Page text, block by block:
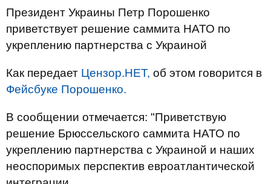
Президент Украины Петр Порошенко
приветствует решение саммита НАТО по
укреплению партнерства с Украиной
Как передает Цензор.НЕТ, об этом говорится в
Фейсбуке Порошенко.
В сообщении отмечается: "Приветствую
решение Брюссельского саммита НАТО по
укреплению партнерства с Украиной и наших
неоспоримых перспектив евроатлантической